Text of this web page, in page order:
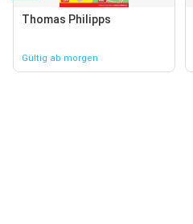
Thomas Philipps
Gültig ab morgen